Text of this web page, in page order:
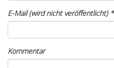
E-Mail (wird nicht veröffentlicht)*
Kommentar